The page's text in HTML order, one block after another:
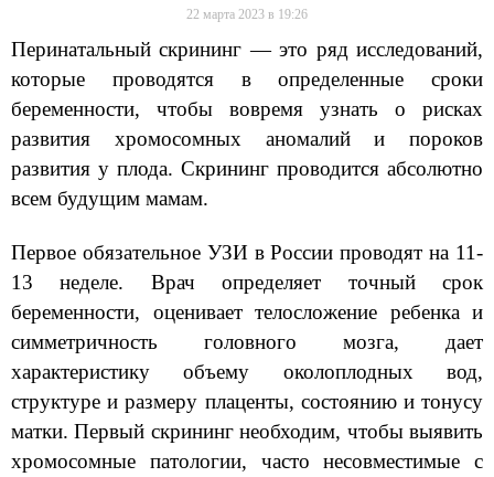
22 марта 2023 в 19:26
Перинатальный скрининг — это ряд исследований,
которые проводятся в определенные сроки
беременности, чтобы вовремя узнать о рисках
развития хромосомных аномалий и пороков
развития у плода. Скрининг проводится абсолютно
всем будущим мамам.
Первое обязательное УЗИ в России проводят на 11-
13 неделе. Врач определяет точный срок
беременности, оценивает телосложение ребенка и
симметричность головного мозга, дает
характеристику объему околоплодных вод,
структуре и размеру плаценты, состоянию и тонусу
матки. Первый скрининг необходим, чтобы выявить
хромосомные патологии, часто несовместимые с